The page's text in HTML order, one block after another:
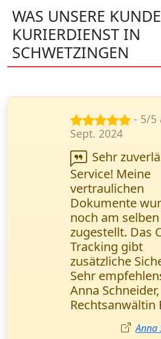
WAS UNSERE
KURIERDIENST IN
SCHWETZINGEN
- 5/5
März 2024
Wir
einem Jahr
Keine
nur positive
Erfahrungen.
für den
Service! Viktor
Geschäftsführer
(Nürnberg).